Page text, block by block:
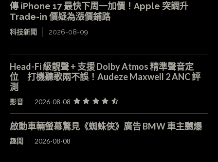
傳 iPhone 17 最快下周一加價！Apple 突調升
Trade-in 價疑為漲價鋪路
科技新聞 2026-08-09
Head-Fi 級靚聲 + 支援 Dolby Atmos 精準聲音定
位 打機聽歌兩不誤！Audeze Maxwell 2 ANC 評
測
影音 2026-08-08
啟動車輛螢幕驚見《蜘蛛俠》廣告 BMW 車主嬲爆
趣聞 2026-08-08